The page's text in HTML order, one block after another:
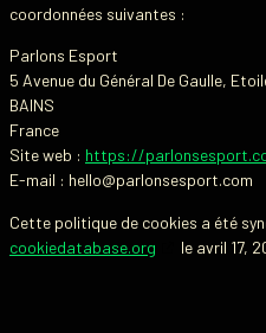
coordonnées suivantes :
Parlons Esport
5 Avenue du Général De Gaulle,
BAINS
France
Site web : https://
E-mail : hello@parlonsesport.com
Cette politique de cookies a été
cookiedatabase.org
le avril 17,